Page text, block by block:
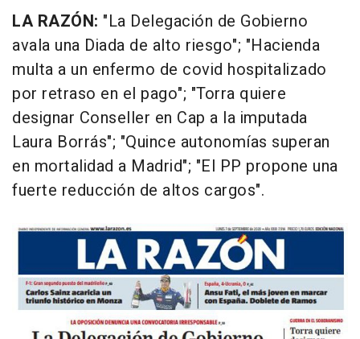
LA RAZÓN: "La Delegación de Gobierno
avala una Diada de alto riesgo"; "Hacienda
multa a un enfermo de covid hospitalizado
por retraso en el pago"; "Torra quiere
designar Conseller en Cap a la imputada
Laura Borrás"; "Quince autonomías superan
en mortalidad a Madrid"; "El PP propone una
fuerte reducción de altos cargos".